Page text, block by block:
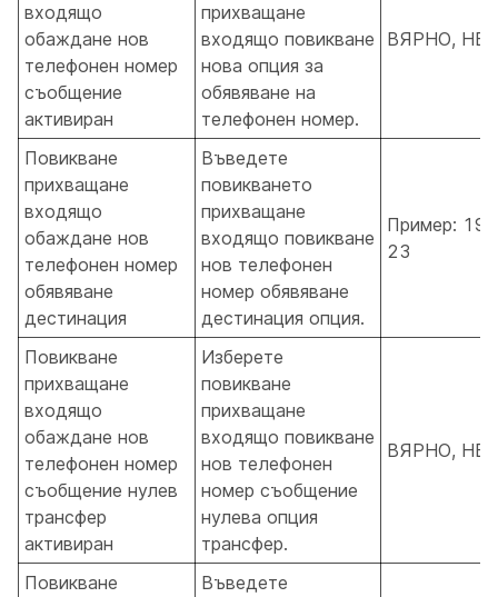
входящо
обаждане нов
телефонен номер
съобщение
активиран
прихващане
входящо повикване
нова опция за
обявяване на
телефонен номер.
ВЯРНО,
Повикване
прихващане
входящо
обаждане нов
телефонен номер
обявяване
дестинация
Въведете
повикването
прихващане
входящо повикване
нов телефонен
номер обявяване
дестинация опция.
Пример:
23
Повикване
прихващане
входящо
обаждане нов
телефонен номер
съобщение нулев
трансфер
активиран
Изберете
повикване
прихващане
входящо повикване
нов телефонен
номер съобщение
нулева опция
трансфер.
ВЯРНО,
Повикване
Въведете